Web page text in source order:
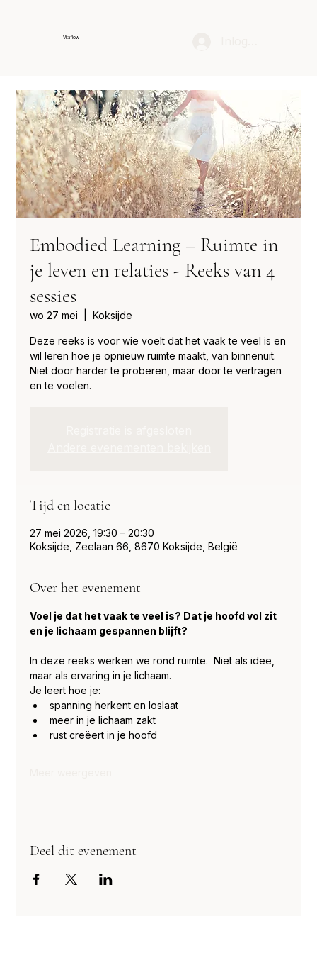
Vitaflow
Embodied Learning – Ruimte in
je leven en relaties - Reeks van 4
sessies
wo 27 mei
  |
Koksijde
Deze reeks is voor wie voelt dat het vaak te veel is en
wil leren hoe je opnieuw ruimte maakt, van binnenuit.
Niet door harder te proberen, maar door te vertragen
en te voelen.
Tijd en locatie
27 mei 2026, 19:30 – 20:30
Koksijde, Zeelaan 66, 8670 Koksijde, België
Over het evenement
Voel je dat het vaak te veel is? Dat je hoofd vol zit
en je lichaam gespannen blijft?
In deze reeks werken we rond ruimte.  Niet als idee,
maar als ervaring in je lichaam.
Je leert hoe je:
spanning herkent en loslaat
meer in je lichaam zakt
rust creëert in je hoofd
Deel dit evenement